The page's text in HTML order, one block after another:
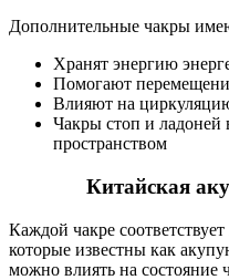
Дополнительные чакры
Хранят энергию
Помогают
Влияют на
Чакры стоп и ладоней
пространством
Китайская
Каждой чакре
которые известны как
можно влиять на состояние